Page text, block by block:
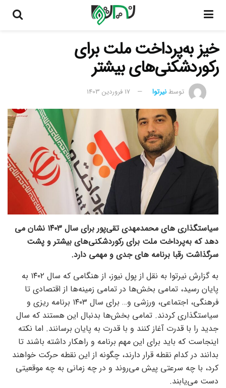
خیز به‌پرداخت ملت برای
رکوردشکنی‌های بیشتر
توسطنیرتوا 17 فروردین 1403
سیاستگذاری های محمدمهدی تقی‌پور برای سال ۱۴۰۳ نشان می
دهد که به‌پرداخت ملت برای رکوردشکنی‌های بیشتر و پشت
سرگذاشت رقبا برنامه های جدی و مهمی دارد.
به گزارش نیرتوا به نقل از پول نیوز، از هنگامی که سال ۱۴۰۲ به
پایان رسید، تمامی بخش‌ها در تمامی زمینه‌ها از اقتصادی تا
فرهنگی، اجتماعی، ورزشی و… برای سال ۱۴۰۳ برنامه ریزی و
سیاستگذاری کردند. تمامی بخش‌ها بدنبال این هستند که سال
جدید را با قدرت آغاز کنند و با قدرت به پایان برسانند. اما نکته
اینجاست که باید برای این مهم برنامه و راهکار داشته باشند تا
بدانند در کدام نقطه قرار دارند، چگونه از این نقطه حرکت خواهند
کرد، با چه سرعتی پیش می‌روند و در چه زمانی به چه موقعیتی
دست می‌یابند.